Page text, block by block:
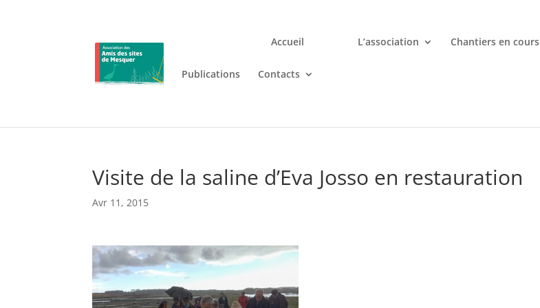
Accueil L’association Chantiers en cours
Publications Contacts
Jouez n’importe où et n’importe quand avec votre smartphone chez
Visite de la saline d’Eva Josso en restauration
Avr 11, 2015